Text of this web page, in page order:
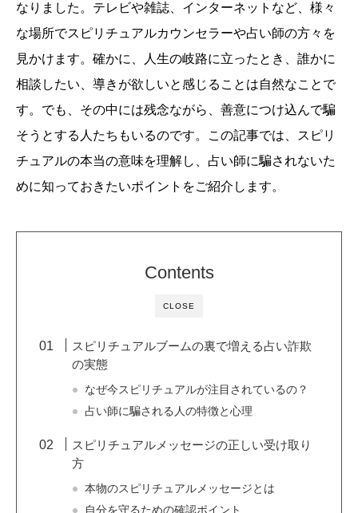
なりました。テレビや雑誌、インターネットなど、様々
な場所でスピリチュアルカウンセラーや占い師の方々を
見かけます。確かに、人生の岐路に立ったとき、誰かに
相談したい、導きが欲しいと感じることは自然なことで
す。でも、その中には残念ながら、善意につけ込んで騙
そうとする人たちもいるのです。この記事では、スピリ
チュアルの本当の意味を理解し、占い師に騙されないた
めに知っておきたいポイントをご紹介します。
CLOSE
Contents
スピリチュアルブームの裏で増える占い詐欺
の実態
なぜ今スピリチュアルが注目されているの？
占い師に騙される人の特徴と心理
スピリチュアルメッセージの正しい受け取り
方
本物のスピリチュアルメッセージとは
自分を守るための確認ポイント